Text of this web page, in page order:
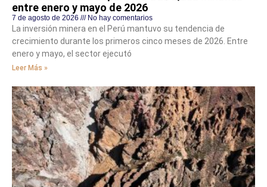
entre enero y mayo de 2026
7 de agosto de 2026 No hay comentarios
La inversión minera en el Perú mantuvo su tendencia de
crecimiento durante los primeros cinco meses de 2026. Entre
enero y mayo, el sector ejecutó
Leer Más »